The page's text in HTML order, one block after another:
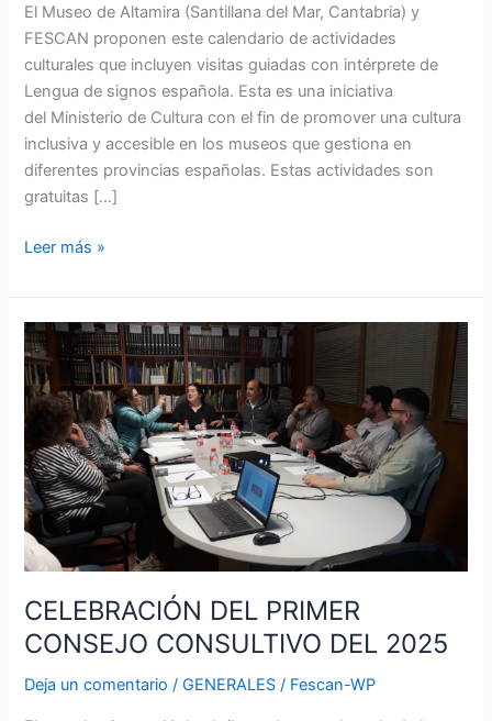
El Museo de Altamira (Santillana del Mar, Cantabria) y
FESCAN proponen este calendario de actividades
culturales que incluyen visitas guiadas con intérprete de
Lengua de signos española. Esta es una iniciativa
del Ministerio de Cultura con el fin de promover una cultura
inclusiva y accesible en los museos que gestiona en
diferentes provincias españolas. Estas actividades son
gratuitas […]
Leer más »
CELEBRACIÓN DEL PRIMER
CONSEJO CONSULTIVO DEL 2025
Deja un comentario /GENERALES / Fescan-WP
CELEBRACIÓN
DEL
PRIMER
CONSEJO
CONSULTIVO
DEL
2025